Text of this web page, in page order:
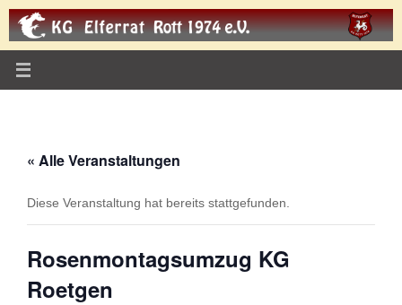
Zum
Inhalt
springen
« Alle Veranstaltungen
Diese Veranstaltung hat bereits stattgefunden.
Rosenmontagsumzug KG
Roetgen